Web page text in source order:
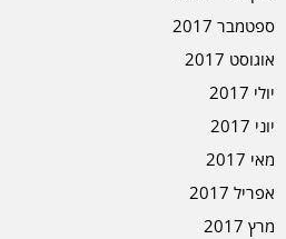
ספטמבר 2017
אוגוסט 2017
יולי 2017
יוני 2017
מאי 2017
אפריל 2017
מרץ 2017